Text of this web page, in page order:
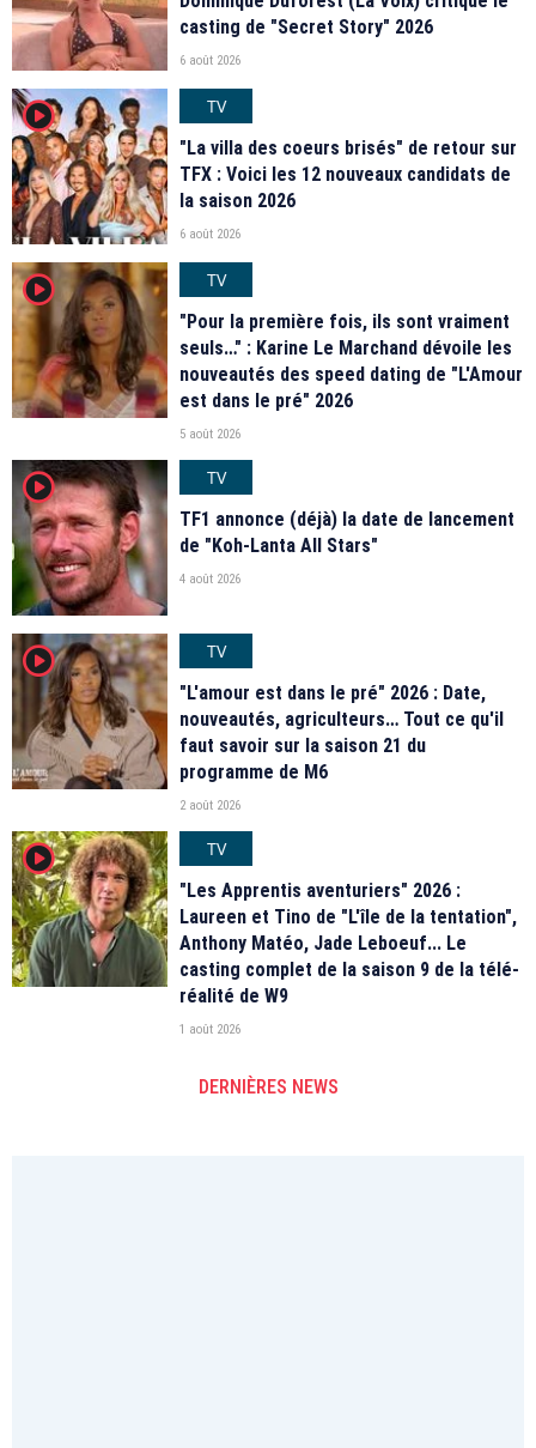
casting de "Secret Story" 2026
6 août 2026
player2
TV
"La villa des coeurs brisés" de retour sur
TFX : Voici les 12 nouveaux candidats de
la saison 2026
6 août 2026
player2
TV
"Pour la première fois, ils sont vraiment
seuls…" : Karine Le Marchand dévoile les
nouveautés des speed dating de "L'Amour
est dans le pré" 2026
5 août 2026
player2
TV
TF1 annonce (déjà) la date de lancement
de "Koh-Lanta All Stars"
4 août 2026
player2
TV
"L'amour est dans le pré" 2026 : Date,
nouveautés, agriculteurs… Tout ce qu'il
faut savoir sur la saison 21 du
programme de M6
2 août 2026
player2
TV
"Les Apprentis aventuriers" 2026 :
Laureen et Tino de "L'île de la tentation",
Anthony Matéo, Jade Leboeuf... Le
casting complet de la saison 9 de la télé-
réalité de W9
1 août 2026
DERNIÈRES NEWS